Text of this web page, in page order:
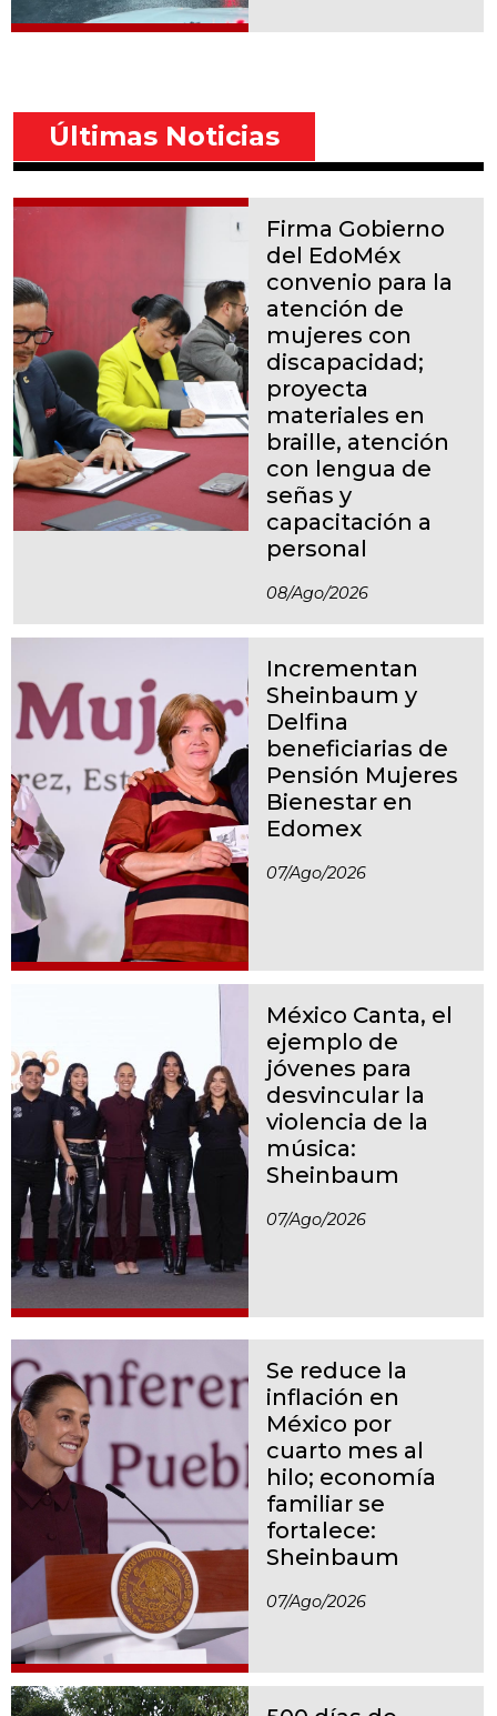
Últimas Noticias
Firma Gobierno
del EdoMéx
convenio para la
atención de
mujeres con
discapacidad;
proyecta
materiales en
braille, atención
con lengua de
señas y
capacitación a
personal
08/ago/2026
Incrementan
Sheinbaum y
Delfina
beneficiarias de
Pensión Mujeres
Bienestar en
Edomex
07/ago/2026
México Canta, el
ejemplo de
jóvenes para
desvincular la
violencia de la
música:
Sheinbaum
07/ago/2026
Se reduce la
inflación en
México por
cuarto mes al
hilo; economía
familiar se
fortalece:
Sheinbaum
07/ago/2026